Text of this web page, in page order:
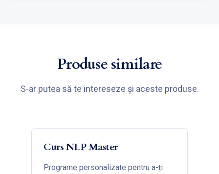
Produse similare
S-ar putea să te intereseze și aceste produse.
Curs NLP Master
Programe personalizate pentru a-ți